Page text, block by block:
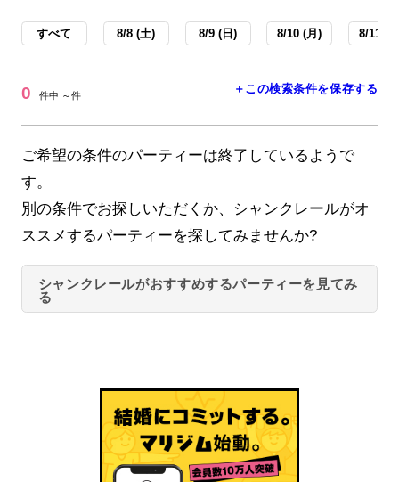
すべて 8/8 (土) 8/9 (日) 8/10 (月) 8/11 (
0 件中 ～件 ＋この検索条件を保存する
ご希望の条件のパーティーは終了しているようで
す。
別の条件でお探しいただくか、シャンクレールがオ
ススメするパーティーを探してみませんか?
シャンクレールがおすすめするパーティーを見てみ
る